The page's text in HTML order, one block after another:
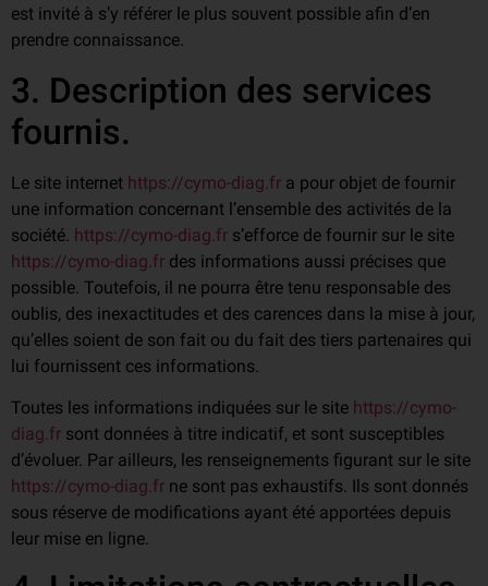
est invité à s’y référer le plus souvent possible afin d’en
prendre connaissance.
3. Description des services
fournis.
Le site internet https://cymo-diag.fr a pour objet de fournir
une information concernant l’ensemble des activités de la
société. https://cymo-diag.fr s’efforce de fournir sur le site
https://cymo-diag.fr des informations aussi précises que
possible. Toutefois, il ne pourra être tenu responsable des
oublis, des inexactitudes et des carences dans la mise à jour,
qu’elles soient de son fait ou du fait des tiers partenaires qui
lui fournissent ces informations.
Toutes les informations indiquées sur le site https://cymo-
diag.fr sont données à titre indicatif, et sont susceptibles
d’évoluer. Par ailleurs, les renseignements figurant sur le site
https://cymo-diag.fr ne sont pas exhaustifs. Ils sont donnés
sous réserve de modifications ayant été apportées depuis
leur mise en ligne.